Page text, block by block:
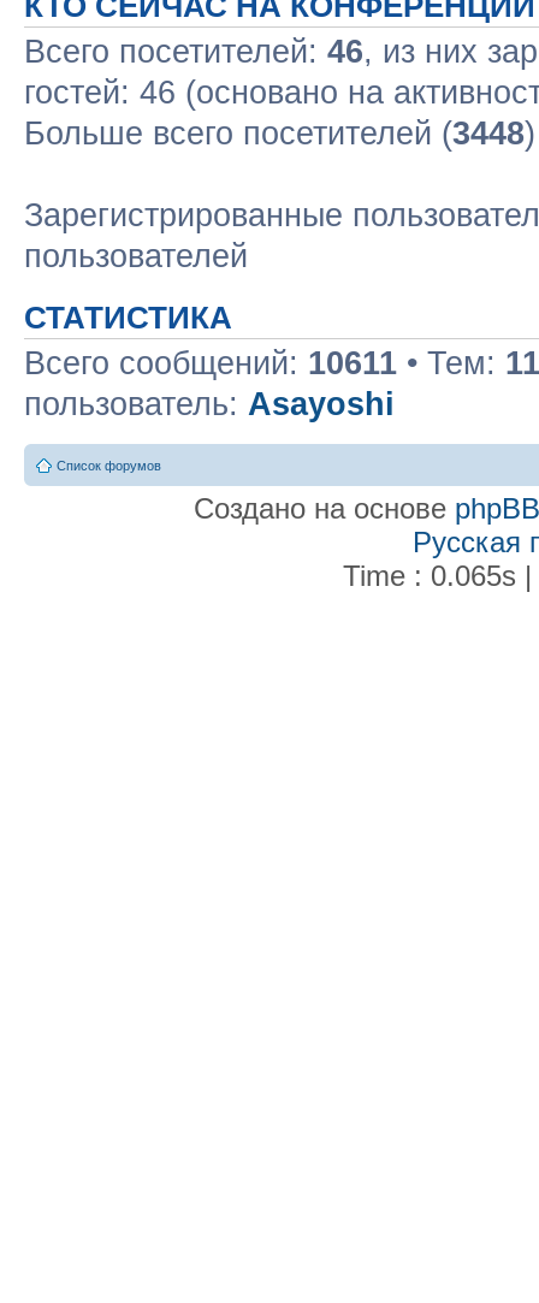
Всего посетителей: 46, из них
гостей: 46 (основано на
Больше всего посетителей (3448
Зарегистрированные
пользователей
СТАТИСТИКА
Всего сообщений: 10611 • Тем:
пользователь: Asayoshi
Список форумов
Создано на основе phpBB
Русская
Time : 0.065s